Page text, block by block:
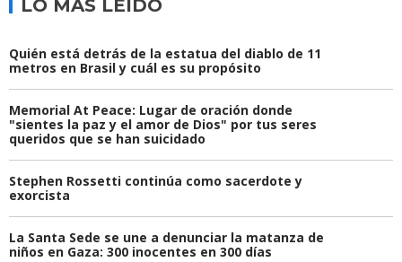
LO MÁS LEÍDO
Quién está detrás de la estatua del diablo de 11
metros en Brasil y cuál es su propósito
Memorial At Peace: Lugar de oración donde
"sientes la paz y el amor de Dios" por tus seres
queridos que se han suicidado
Stephen Rossetti continúa como sacerdote y
exorcista
La Santa Sede se une a denunciar la matanza de
niños en Gaza: 300 inocentes en 300 días